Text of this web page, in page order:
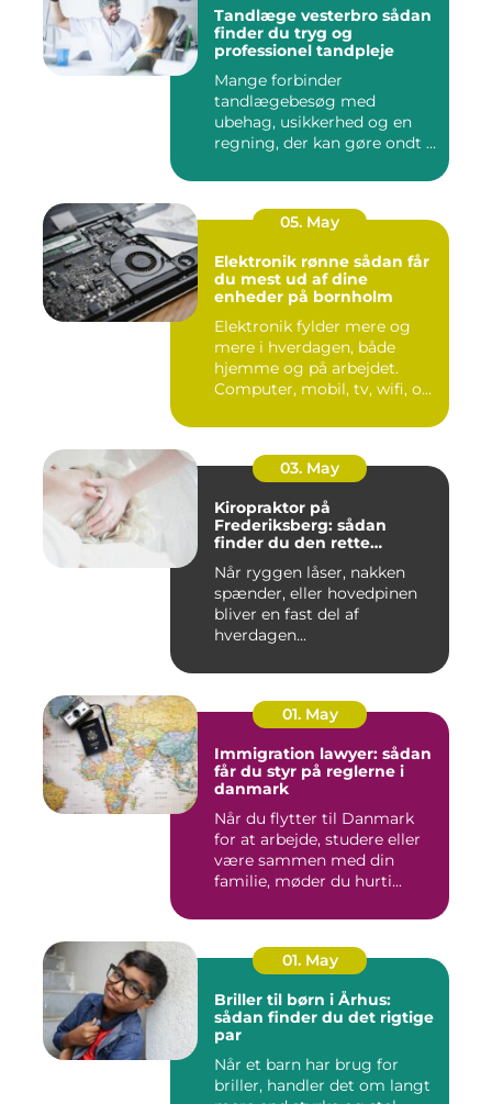
Tandlæge vesterbro sådan
finder du tryg og
professionel tandpleje
Mange forbinder
tandlægebesøg med
ubehag, usikkerhed og en
regning, der kan gøre ondt i
05. May
Elektronik rønne sådan får
du mest ud af dine
enheder på bornholm
Elektronik fylder mere og
mere i hverdagen, både
hjemme og på arbejdet.
Computer, mobil, tv, wifi, o...
03. May
Kiropraktor på
Frederiksberg: sådan
finder du den rette
Når ryggen låser, nakken
spænder, eller hovedpinen
bliver en fast del af
hverdagen...
01. May
Immigration lawyer: sådan
får du styr på reglerne i
danmark
Når du flytter til Danmark
for at arbejde, studere eller
være sammen med din
familie, møder du hurti...
01. May
Briller til børn i Århus:
sådan finder du det rigtige
par
Når et barn har brug for
briller, handler det om langt